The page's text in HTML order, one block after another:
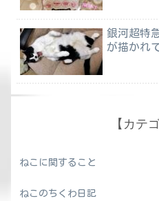
銀河超特
が描かれ
【カテ
ねこに関すること
ねこのちくわ日記